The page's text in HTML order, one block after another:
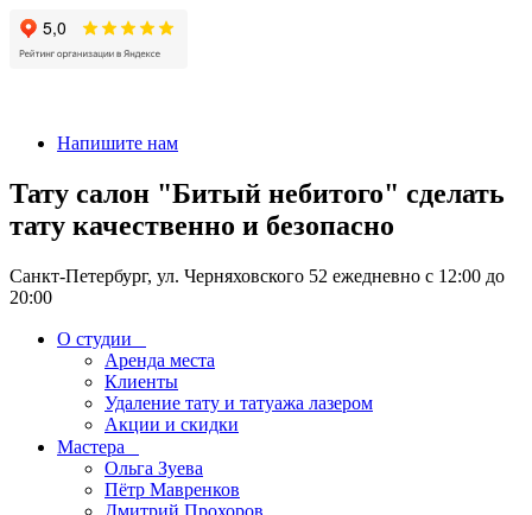
Напишите нам
Тату салон "Битый небитого" сделать
тату качественно и безопасно
Санкт-Петербург, ул. Черняховского 52 ежедневно с 12:00 до
20:00
О студии
Аренда места
Клиенты
Удаление тату и татуажа лазером
Акции и скидки
Мастера
Ольга Зуева
Пётр Мавренков
Дмитрий Прохоров